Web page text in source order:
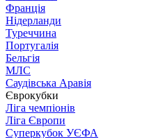
Франція
Нідерланди
Туреччина
Португалія
Бельгія
МЛС
Саудівська Аравія
Єврокубки
Ліга чемпіонів
Ліга Європи
Суперкубок УЄФА